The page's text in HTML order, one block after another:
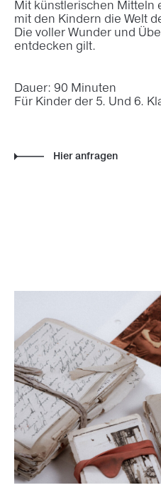
Mit künstlerischen Mitteln
mit den Kindern die Welt
Die voller Wunder und
entdecken gilt.
Dauer: 90 Minuten
Für Kinder der 5. Und 6.
Hier anfragen